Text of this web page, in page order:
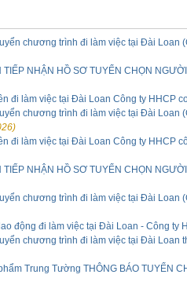
chương trình đi làm việc tại Đài Loan
TIẾP NHẬN HỒ SƠ TUYỂN CHỌN
đi làm việc tại Đài Loan Công ty HHCP
chương trình đi làm việc tại Đài Loan
đi làm việc tại Đài Loan Công ty HHCP
TIẾP NHẬN HỒ SƠ TUYỂN CHỌN
chương trình đi làm việc tại Đài Loan
động đi làm việc tại Đài Loan - Công ty
chương trình đi làm việc tại Đài Loan
Trung Tường THÔNG BÁO TUYỂN